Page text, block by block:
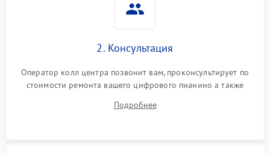
2. Консультация
Оператор колл центра позвонит вам, проконсультирует по
стоимости ремонта вашего цифрового пианино а также
Подробнее